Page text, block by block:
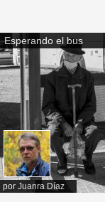
Esperando el bus
por Juanra Díaz